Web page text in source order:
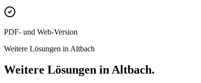
PDF- und Web-Version
Weitere Lösungen in Altbach
Weitere Lösungen in Altbach.